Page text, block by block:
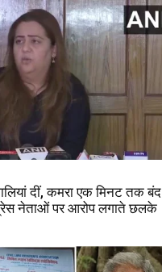
दीं, कमरा एक मिनट तक बंद
नेताओं पर आरोप लगाते छलके